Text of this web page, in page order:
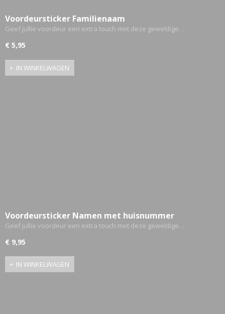
Voordeursticker Familienaam
Geef jullie voordeur een extra touch met deze geweldige…
€ 5,95
IN WINKELWAGEN
Voordeursticker Namen met huisnummer
Geef jullie voordeur een extra touch met deze geweldige…
€ 9,95
IN WINKELWAGEN